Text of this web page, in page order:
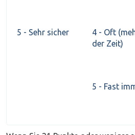
5 - Sehr sicher
4 - Oft
der Zeit)
5 - Fast